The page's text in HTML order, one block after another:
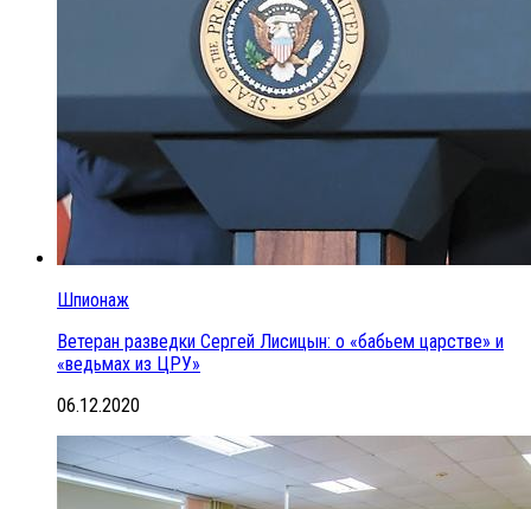
Шпионаж
Ветеран разведки Сергей Лисицын: о «бабьем царстве» и
«ведьмах из ЦРУ»
06.12.2020